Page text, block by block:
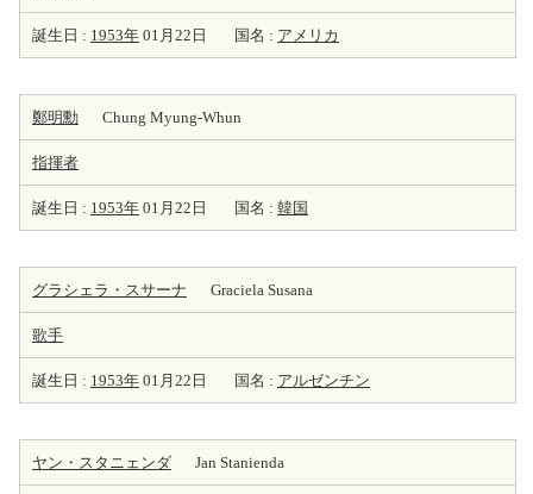
誕生日 : 1953年 01月22日 国名 : アメリカ
鄭明勳 Chung Myung-Whun
指揮者
誕生日 : 1953年 01月22日 国名 : 韓国
グラシェラ・スサーナ Graciela Susana
歌手
誕生日 : 1953年 01月22日 国名 : アルゼンチン
ヤン・スタニェンダ Jan Stanienda